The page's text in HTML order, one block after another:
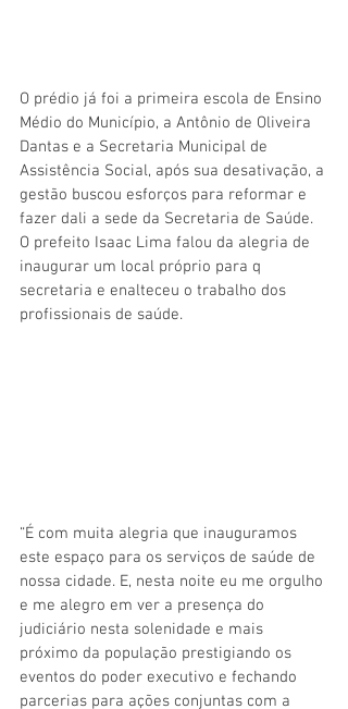
O prédio já foi a primeira escola de Ensino
Médio do Município, a Antônio de Oliveira
Dantas e a Secretaria Municipal de
Assistência Social, após sua desativação, a
gestão buscou esforços para reformar e
fazer dali a sede da Secretaria de Saúde.
O prefeito Isaac Lima falou da alegria de
inaugurar um local próprio para q
secretaria e enalteceu o trabalho dos
profissionais de saúde.
“É com muita alegria que inauguramos
este espaço para os serviços de saúde de
nossa cidade. E, nesta noite eu me orgulho
e me alegro em ver a presença do
judiciário nesta solenidade e mais
próximo da população prestigiando os
eventos do poder executivo e fechando
parcerias para ações conjuntas com a